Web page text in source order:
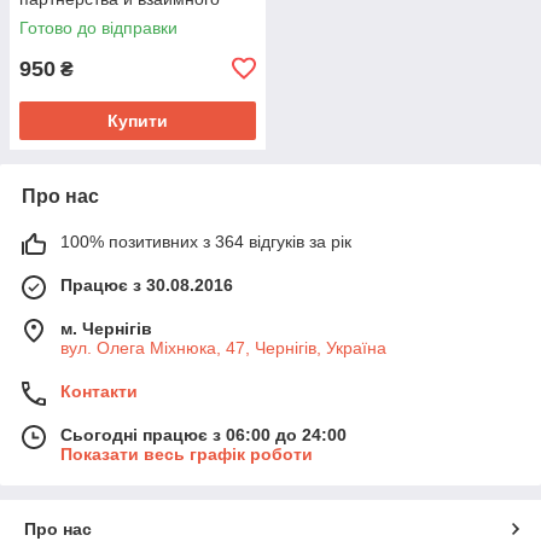
уважения. "( УЦЕНКА)
Готово до відправки
950 ₴
Купити
Про нас
100% позитивних з 364 відгуків за рік
Працює з 30.08.2016
м. Чернігів
вул. Олега Міхнюка, 47, Чернігів, Україна
Контакти
Сьогодні працює з 06:00 до 24:00
Показати весь графік роботи
Про нас